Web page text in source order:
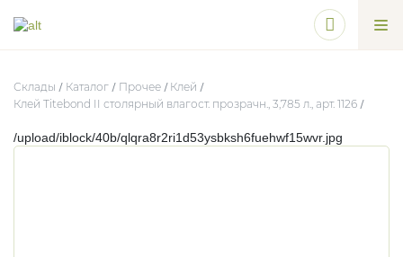
Склады Каталог Прочее
Клей
Клей Titebond II столярный влагост. прозрачн., 3,785 л., арт. 1126
/upload/iblock/40b/qlqra8r2ri1d53ysbksh6fuehwf15wvr.jpg